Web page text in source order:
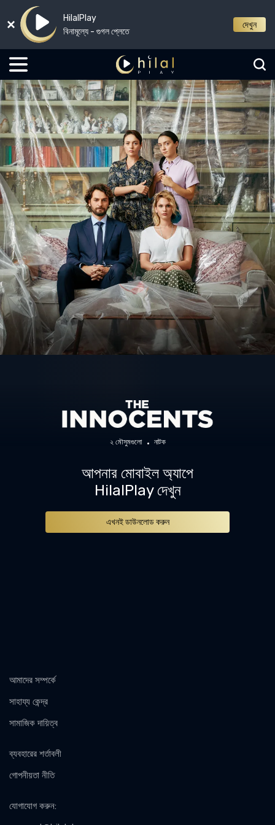
HilalPlay
বিনামূল্যে - গুগল প্লেতে
দেখুন
২ মৌসুমগুলো নাটক
আপনার মোবাইল অ্যাপে
HilalPlay দেখুন
এখনই ডাউনলোড করুন
আমাদের সম্পর্কে
সাহায্য কেন্দ্র
সামাজিক দায়িত্ব
ব্যবহারের শর্তাবলী
গোপনীয়তা নীতি
যোগাযোগ করুন: